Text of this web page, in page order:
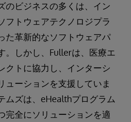
のビジネスの多くは、イン
フトウェアテクノロジプラ
た革新的なソフトウェアパ
。しかし、Fullerは、医療エ
クトに協力し、インターシ
ューションを支援していま
ムズは、eHealthプログラム
完全にソリューションを適